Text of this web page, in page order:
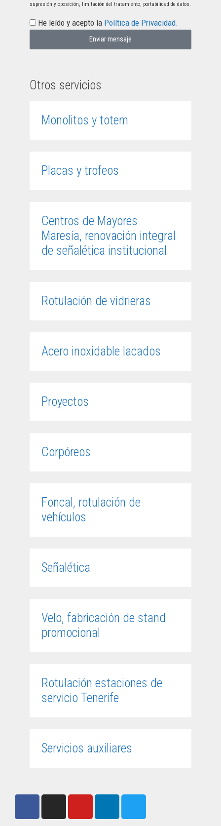
supresión y oposición, limitación del tratamiento, portabilidad de datos.
He leído y acepto la Política de Privacidad.
Enviar mensaje
Otros servicios
Monolitos y totem
Placas y trofeos
Centros de Mayores
Maresía, renovación integral
de señalética institucional
Rotulación de vidrieras
Acero inoxidable lacados
Proyectos
Corpóreos
Foncal, rotulación de
vehículos
Señalética
Velo, fabricación de stand
promocional
Rotulación estaciones de
servicio Tenerife
Servicios auxiliares